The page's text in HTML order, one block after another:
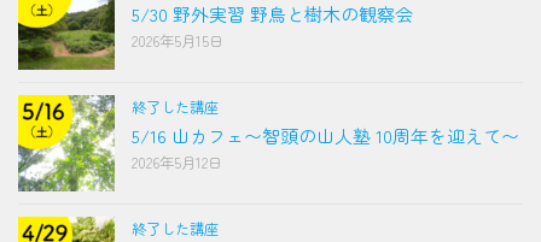
5/30 野外実習 野鳥と樹木の観察会
2026年5月15日
終了した講座
5/16 山カフェ〜智頭の山人塾 10周年を迎えて〜
2026年5月12日
終了した講座